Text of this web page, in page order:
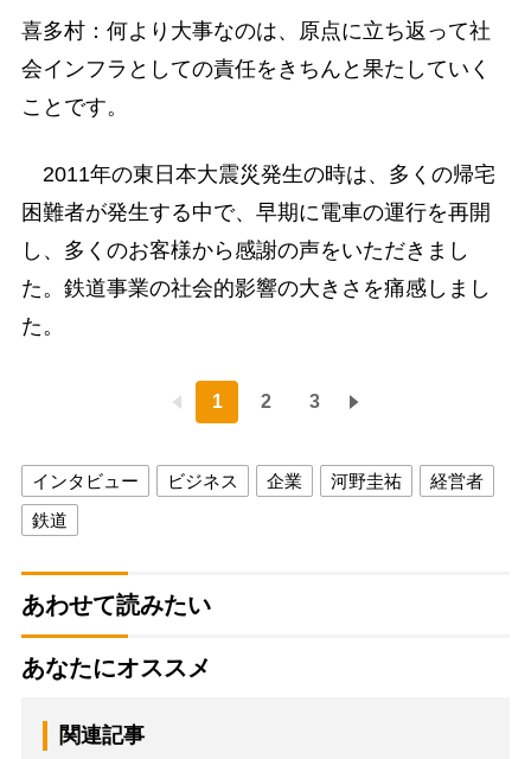
喜多村：何より大事なのは、原点に立ち返って社
会インフラとしての責任をきちんと果たしていく
ことです。
2011年の東日本大震災発生の時は、多くの帰宅
困難者が発生する中で、早期に電車の運行を再開
し、多くのお客様から感謝の声をいただきまし
た。鉄道事業の社会的影響の大きさを痛感しまし
た。
1 2 3
インタビュー ビジネス 企業 河野圭祐
経営者
鉄道
あわせて読みたい
あなたにオススメ
関連記事